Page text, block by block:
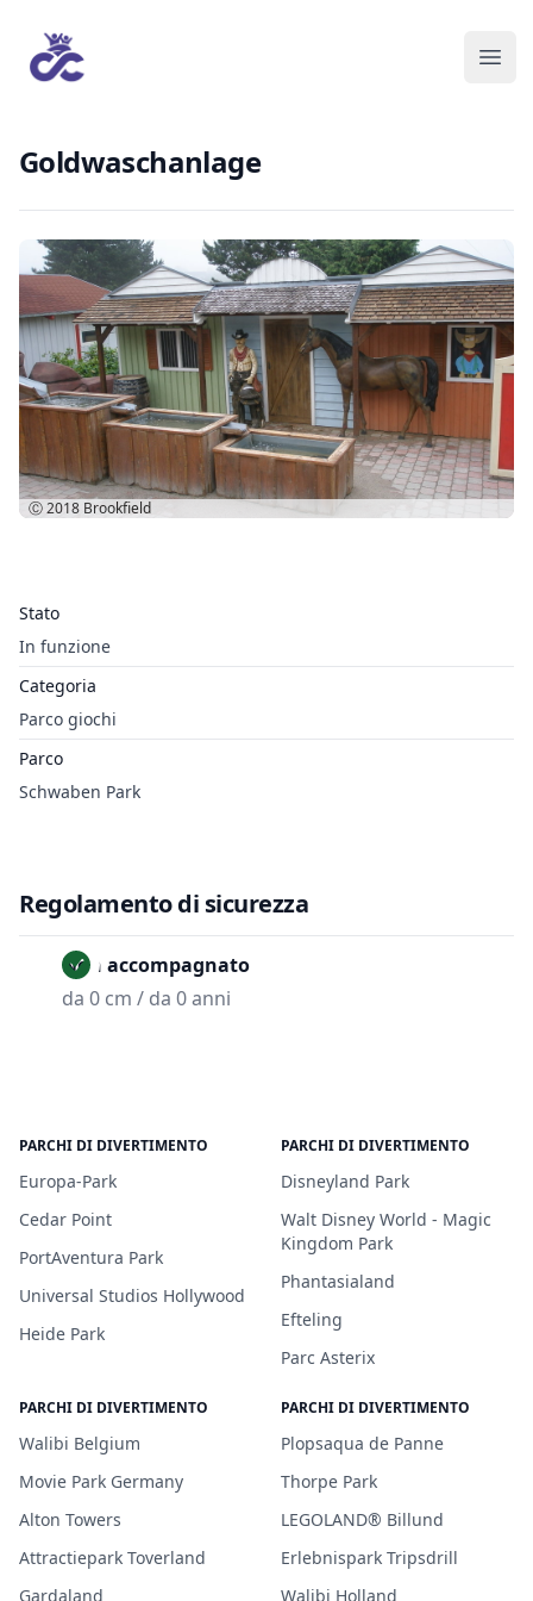
Goldwaschanlage
Stato
In funzione
Categoria
Parco giochi
Parco
Schwaben Park
Ⓒ 2018 Brookfield
Regolamento di sicurezza
Non accompagnato
da 0 cm / da 0 anni
PARCHI DI DIVERTIMENTO
Europa-Park
Cedar Point
PortAventura Park
Universal Studios Hollywood
Heide Park
PARCHI DI DIVERTIMENTO
Disneyland Park
Walt Disney World - Magic
Kingdom Park
Phantasialand
Efteling
Parc Asterix
PARCHI DI DIVERTIMENTO
Walibi Belgium
Movie Park Germany
Alton Towers
Attractiepark Toverland
Gardaland
PARCHI DI DIVERTIMENTO
Plopsaqua de Panne
Thorpe Park
LEGOLAND® Billund
Erlebnispark Tripsdrill
Walibi Holland